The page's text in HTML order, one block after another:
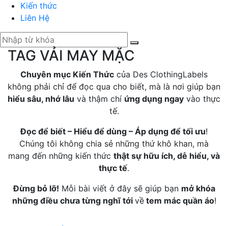
Kiến thức
Liên Hệ
TAG VẢI MAY MẶC
Chuyên mục Kiến Thức của Des ClothingLabels
không phải chỉ để đọc qua cho biết, mà là nơi giúp bạn
hiểu sâu, nhớ lâu và thậm chí ứng dụng ngay vào thực
tế.
Đọc để biết – Hiểu để dùng – Áp dụng để tối ưu!
Chúng tôi không chia sẻ những thứ khô khan, mà
mang đến những kiến thức thật sự hữu ích, dễ hiểu, và
thực tế.
Đừng bỏ lỡ! Mỗi bài viết ở đây sẽ giúp bạn mở khóa
những điều chưa từng nghĩ tới vềtem mác quần áo!